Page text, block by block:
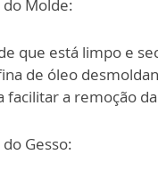
do Molde:
que está limpo e
de óleo
facilitar a remoção
Gesso: